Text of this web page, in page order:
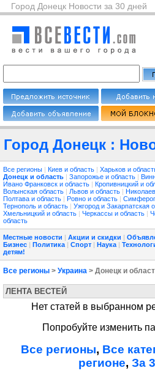
Город Донецк Новости за 30 дней
Город Донецк :
Все регионы | Киев и область | Харьков и
Донецк и область | Запорожье и область |
Ивано Франковск и область | Кропивницкий и
Волынская область | Львов и область |
Полтава и область | Ровно и область |
Тернополь и область | Ужгород и Закарпатская
Хмельницкий и область | Черкассы и область |
область
Местные новости | Акции и скидки |
Бизнес | Политика | Спорт | Наука |
детям!
Все регионы > Украина > Донецк и
ЛЕНТА ВЕСТЕЙ
Нет статей в выбранном
Попробуйте изменить
Все регионы, Все
регионе, За